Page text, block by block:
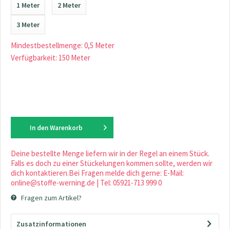
1 Meter 2 Meter
3 Meter
Mindestbestellmenge: 0,5 Meter
Verfügbarkeit: 150 Meter
In den Warenkorb
Deine bestellte Menge liefern wir in der Regel an einem Stück.
Falls es doch zu einer Stückelungen kommen sollte, werden wir
dich kontaktieren.Bei Fragen melde dich gerne: E-Mail:
online@stoffe-werning.de | Tel: 05921-713 999 0
Fragen zum Artikel?
Zusatzinformationen